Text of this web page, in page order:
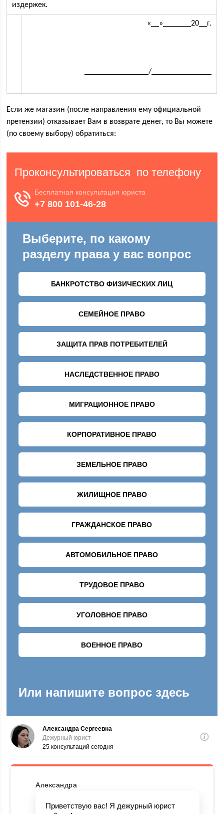
издержек.
«__»_______20__г.
________________/_______________
Если же магазин (после направления ему официальной
претензии) отказывает Вам в возврате денег, то Вы можете
(по своему выбору) обратиться: